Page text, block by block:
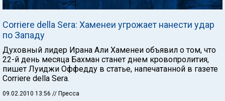
Corriere della Sera: Хаменеи угрожает нанести удар
по Западу
Духовный лидер Ирана Али Хаменеи объявил о том, что
22-й день месяца Бахман станет днем кровопролития,
пишет Луиджи Оффедду в статье, напечатанной в газете
Corriere della Sera.
09.02.2010 13:56 // Пресса